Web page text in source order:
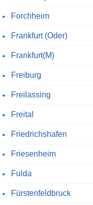
Forchheim
Frankfurt (Oder)
Frankfurt(M)
Freiburg
Freilassing
Freital
Friedrichshafen
Friesenheim
Fulda
Fürstenfeldbruck